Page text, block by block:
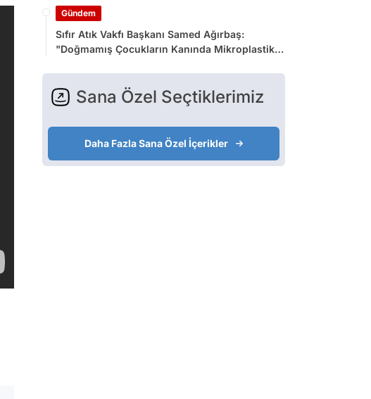
Gündem
Sıfır Atık Vakfı Başkanı Samed Ağırbaş:
"Doğmamış Çocukların Kanında Mikroplastik
Sana Özel Seçtiklerimiz
Daha Fazla Sana Özel İçerikler